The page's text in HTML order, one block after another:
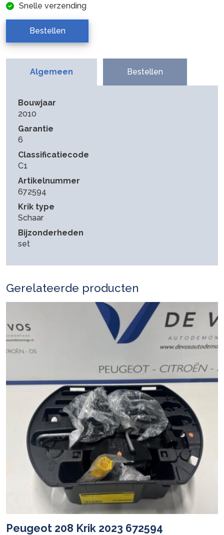
Snelle verzending
Bestellen
Algemeen Bestellen
Bouwjaar
2010
Garantie
6
Classificatiecode
C1
Artikelnummer
672594
Krik type
Schaar
Bijzonderheden
set
Gerelateerde producten
Peugeot 208 Krik 2023 672594